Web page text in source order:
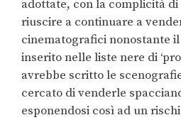
adottate, con la complicità
riuscire a continuare a
cinematografici nonostante
inserito nelle liste nere di
avrebbe scritto le
cercato di venderle
esponendosi così ad un